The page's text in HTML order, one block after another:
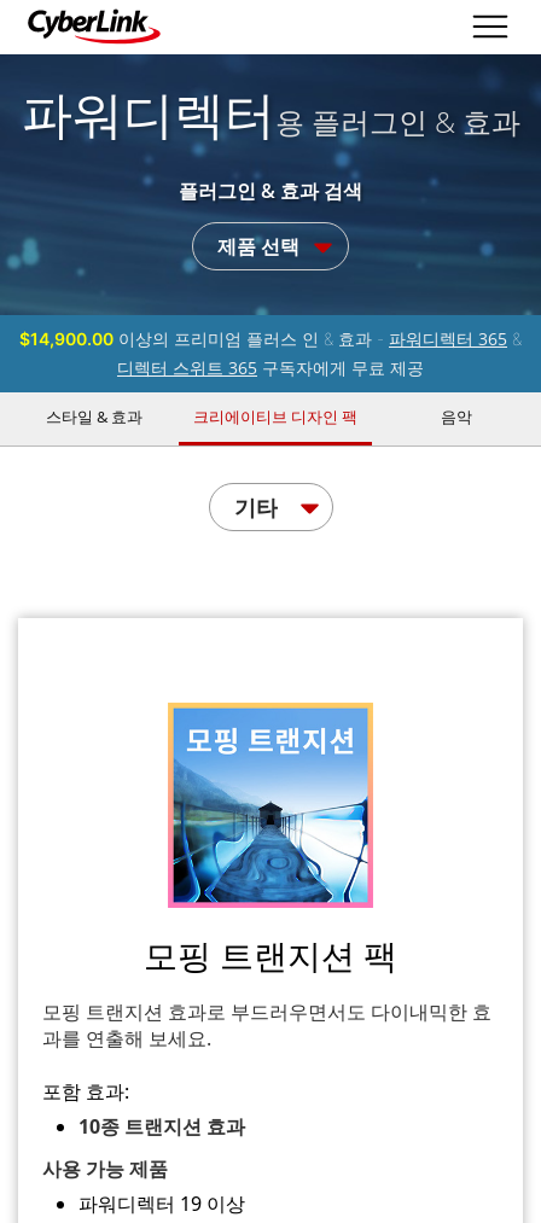
파워디렉터 용 플러그인 & 효과
플러그인 & 효과 검색
제품 선택
$14,900.00 이상의 프리미엄 플러스 인 & 효과 - 파워디렉터 365 &
디렉터 스위트 365 구독자에게 무료 제공
스타일 & 효과 크리에이티브 디자인 팩 음악
기타
모핑 트랜지션 팩
모핑 트랜지션 효과로 부드러우면서도 다이내믹한 효
과를 연출해 보세요.
포함 효과:
10종 트랜지션 효과
사용 가능 제품
파워디렉터 19 이상